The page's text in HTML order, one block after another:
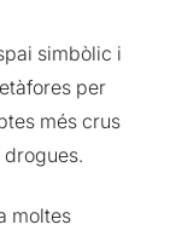
simbòlic i
per
més crus
drogues.
moltes